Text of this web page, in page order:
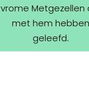
vrome Metgezellen
met hem hebben
geleefd.